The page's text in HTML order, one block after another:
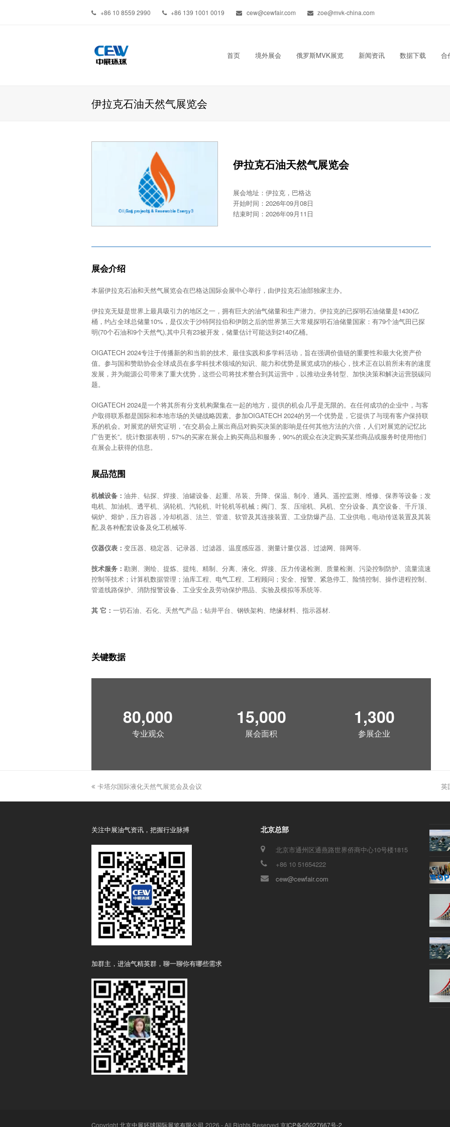
+86 10 8559 2990 +86 139 1001 0019 cew@cewfair.com zoe@mvk-china.com
首页 境外展会 俄罗斯MVK展览 新闻资讯 数据下载 合
伊拉克石油天然气展览会
伊拉克石油天然气展览会
展会地址：伊拉克，巴格达
开始时间：2026年09月08日
结束时间：2026年09月11日
展会介绍
本届伊拉克石油和天然气展览会在巴格达国际会展中心举行，由伊拉克石油部独家主办。
伊拉克无疑是世界上最具吸引力的地区之一，拥有巨大的油气储量和生产潜力。伊拉克的已探明石油储量是1430亿
桶，约占全球总储量10%，是仅次于沙特阿拉伯和伊朗之后的世界第三大常规探明石油储量国家：有79个油气田已探
明(70个石油和9个天然气),其中只有23被开发，储量估计可能达到2140亿桶。
OIGATECH 2024专注于传播新的和当前的技术、最佳实践和多学科活动，旨在强调价值链的重要性和最大化资产价
值。参与国和赞助协会全球成员在多学科技术领域的知识、能力和优势是展览成功的核心，技术正在以前所未有的速度
发展，并为能源公司带来了重大优势，这些公司将技术整合到其运营中，以推动业务转型、加快决策和解决运营脱碳问
题。
OIGATECH 2024是一个将其所有分支机构聚集在一起的地方，提供的机会几乎是无限的。在任何成功的企业中，与客
户取得联系都是国际和本地市场的关键战略因素。参加OIGATECH 2024的另一个优势是，它提供了与现有客户保持联
系的机会。对展览的研究证明，“在交易会上展出商品对购买决策的影响是任何其他方法的六倍，人们对展览的记忆比
广告更长”。统计数据表明，57%的买家在展会上购买商品和服务，90%的观众在决定购买某些商品或服务时使用他们
在展会上获得的信息。
展品范围
机械设备： 油井、钻探、焊接、油罐设备、起重、吊装、升降、保温、制冷、通风、遥控监测、维修、保养等设备；发
电机、加油机、透平机、涡轮机、汽轮机、叶轮机等机械；阀门、泵、压缩机、风机、空分设备、真空设备、千斤顶、
锅炉、熔炉，压力容器，冷却机器、法兰、管道、软管及其连接装置、工业防爆产品、工业供电，电动传送装置及其装
配,及各种配套设备及化工机械等.
仪器仪表： 变压器、稳定器、记录器、过滤器、温度感应器、测量计量仪器、过滤网、筛网等.
技术服务： 勘测、测绘、提炼、提纯、精制、分离、液化、焊接、压力传递检测、质量检测、污染控制防护、流量流速
控制等技术；计算机数据管理；油库工程、电气工程、工程顾问；安全、报警、紧急停工、险情控制、操作进程控制、
管道线路保护、消防报警设备、工业安全及劳动保护用品、实验及模拟等系统等.
其 它： 一切石油、石化、天然气产品；钻井平台、钢铁架构、绝缘材料、指示器材.
关键数据
80,000
专业观众
15,000
展会面积
1,300
参展企业
previous
卡塔尔国际液化天然气展览会及会议 英
关注中展油气资讯，把握行业脉搏
加群主，进油气精英群，聊一聊你有哪些需求
北京总部
北京市通州区通燕路世界侨商中心10号楼1815
+86 10 51654222
cew@cewfair.com
Copyright北京中展环球国际展览有限公司 2026 - All Rights Reserved 京ICP备05027667号-2